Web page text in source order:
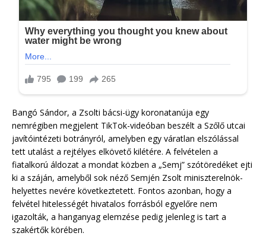
Bangó Sándor, a Zsolti bácsi-ügy koronatanúja egy
nemrégiben megjelent TikTok-videóban beszélt a Szőlő utcai
javítóintézeti botrányról, amelyben egy váratlan elszólással
tett utalást a rejtélyes elkövető kilétére. A felvételen a
fiatalkorú áldozat a mondat közben a „Semj” szótöredéket ejti
ki a száján, amelyből sok néző Semjén Zsolt miniszterelnök-
helyettes nevére következtetett. Fontos azonban, hogy a
felvétel hitelességét hivatalos forrásból egyelőre nem
igazolták, a hanganyag elemzése pedig jelenleg is tart a
szakértők körében.